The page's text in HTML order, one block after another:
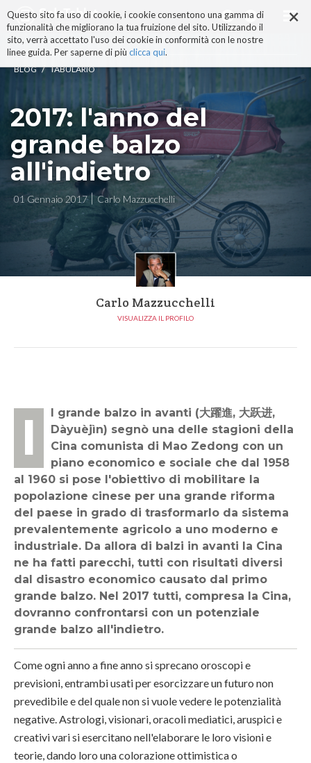
×
Questo sito fa uso di cookie, i cookie consentono una gamma di
funzionalità che migliorano la tua fruizione del sito. Utilizzando il
sito, verrà accettato l'uso dei cookie in conformità con le nostre
linee guida. Per saperne di più clicca qui.
ai
contenuti.
|
alla
navigazione
BLOG / TABULARIO
2017: l'anno del
grande balzo
all'indietro
01 Gennaio 2017 Carlo Mazzucchelli
Carlo Mazzucchelli
VISUALIZZA IL PROFILO
Il grande balzo in avanti (大躍進, 大跃进,
Dàyuèjìn) segnò una delle stagioni della
Cina comunista di Mao Zedong con un
piano economico e sociale che dal 1958
al 1960 si pose l'obiettivo di mobilitare la
popolazione cinese per una grande riforma
del paese in grado di trasformarlo da sistema
prevalentemente agricolo a uno moderno e
industriale. Da allora di balzi in avanti la Cina
ne ha fatti parecchi, tutti con risultati diversi
dal disastro economico causato dal primo
grande balzo. Nel 2017 tutti, compresa la Cina,
dovranno confrontarsi con un potenziale
grande balzo all'indietro.
Come ogni anno a fine anno si sprecano oroscopi e
previsioni, entrambi usati per esorcizzare un futuro non
prevedibile e del quale non si vuole vedere le potenzialità
negative. Astrologi, visionari, oracoli mediatici, aruspici e
creativi vari si esercitano nell'elaborare le loro visioni e
teorie, dando loro una colorazione ottimistica o